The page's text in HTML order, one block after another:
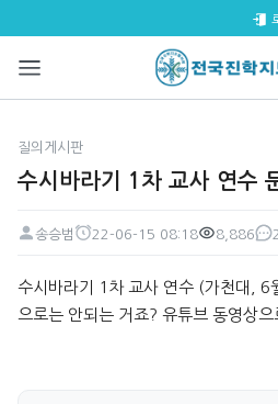
수시바라기 1차
질의게시판
수시바라기 1차 교사 연수
페이지 정보
송승범
22-06-15 08:18
8,886
댓글
2
본문
수시바라기 1차 교사 연수 (가천대, 6
으로는 안되는 거죠? 유튜브 동영상